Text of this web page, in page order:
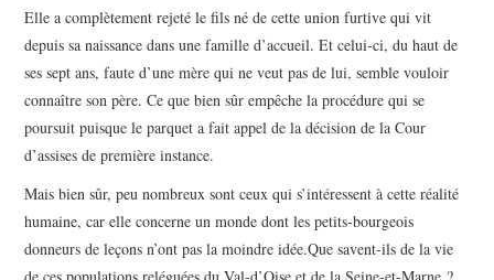
Elle a complètement rejeté le fils né de cette union furtive qui vit
depuis sa naissance dans une famille d’accueil. Et celui-ci, du haut de
ses sept ans, faute d’une mère qui ne veut pas de lui, semble vouloir
connaître son père. Ce que bien sûr empêche la procédure qui se
poursuit puisque le parquet a fait appel de la décision de la Cour
d’assises de première instance.
Mais bien sûr, peu nombreux sont ceux qui s’intéressent à cette réalité
humaine, car elle concerne un monde dont les petits-bourgeois
donneurs de leçons n’ont pas la moindre idée.Que savent-ils de la vie
de ces populations reléguées du Val-d’Oise et de la Seine-et-Marne ?